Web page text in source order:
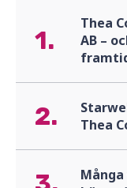
1.
Thea
AB –
2.
Thea